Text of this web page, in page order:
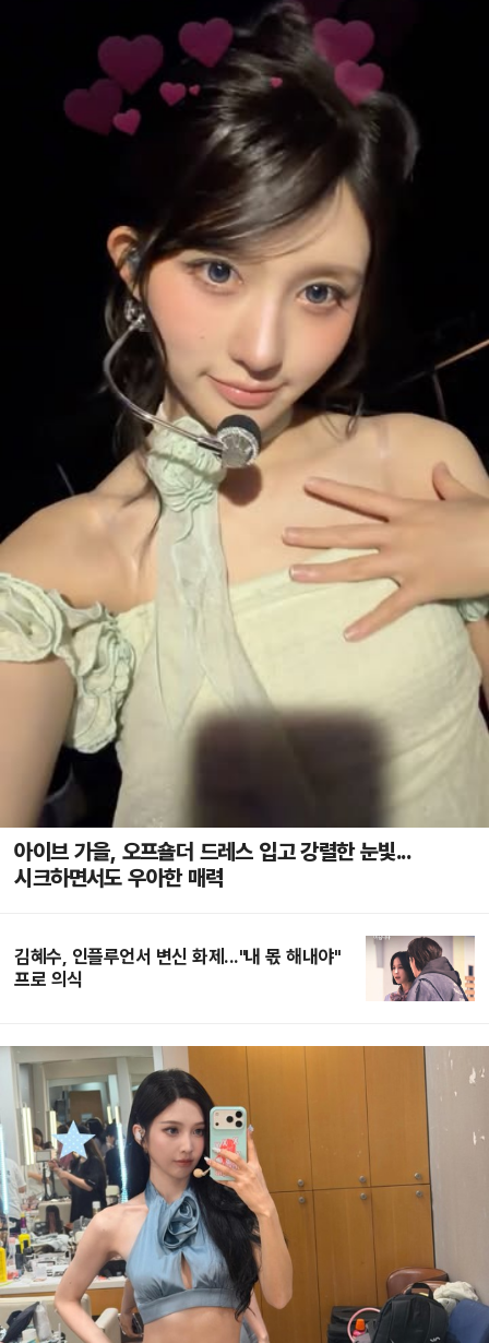
아이브 가을, 오프숄더 드레스 입고 강렬한 눈빛...
시크하면서도 우아한 매력
김혜수, 인플루언서 변신 화제..."내 몫 해내야"
프로 의식